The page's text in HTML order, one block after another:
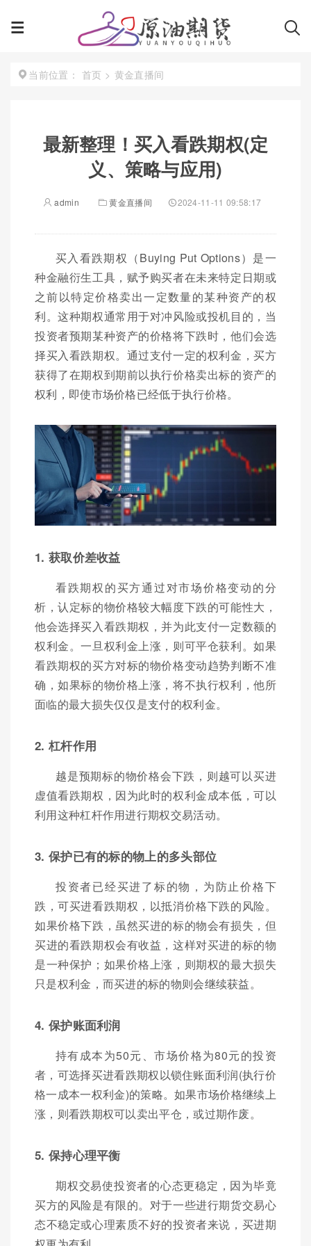
当前位置： 首页 > 黄金直播间
最新整理！买入看跌期权(定
义、策略与应用)
admin 黄金直播间 2024-11-11 09:58:17
买入看跌期权（Buying Put Options）是一
种金融衍生工具，赋予购买者在未来特定日期或
之前以特定价格卖出一定数量的某种资产的权
利。这种期权通常用于对冲风险或投机目的，当
投资者预期某种资产的价格将下跌时，他们会选
择买入看跌期权。通过支付一定的权利金，买方
获得了在期权到期前以执行价格卖出标的资产的
权利，即使市场价格已经低于执行价格。
1. 获取价差收益
看跌期权的买方通过对市场价格变动的分
析，认定标的物价格较大幅度下跌的可能性大，
他会选择买入看跌期权，并为此支付一定数额的
权利金。一旦权利金上涨，则可平仓获利。如果
看跌期权的买方对标的物价格变动趋势判断不准
确，如果标的物价格上涨，将不执行权利，他所
面临的最大损失仅仅是支付的权利金。
2. 杠杆作用
越是预期标的物价格会下跌，则越可以买进
虚值看跌期权，因为此时的权利金成本低，可以
利用这种杠杆作用进行期权交易活动。
3. 保护已有的标的物上的多头部位
投资者已经买进了标的物，为防止价格下
跌，可买进看跌期权，以抵消价格下跌的风险。
如果价格下跌，虽然买进的标的物会有损失，但
买进的看跌期权会有收益，这样对买进的标的物
是一种保护；如果价格上涨，则期权的最大损失
只是权利金，而买进的标的物则会继续获益。
4. 保护账面利润
持有成本为50元、市场价格为80元的投资
者，可选择买进看跌期权以锁住账面利润(执行价
格一成本一权利金)的策略。如果市场价格继续上
涨，则看跌期权可以卖出平仓，或过期作废。
5. 保持心理平衡
期权交易使投资者的心态更稳定，因为毕竟
买方的风险是有限的。对于一些进行期货交易心
态不稳定或心理素质不好的投资者来说，买进期